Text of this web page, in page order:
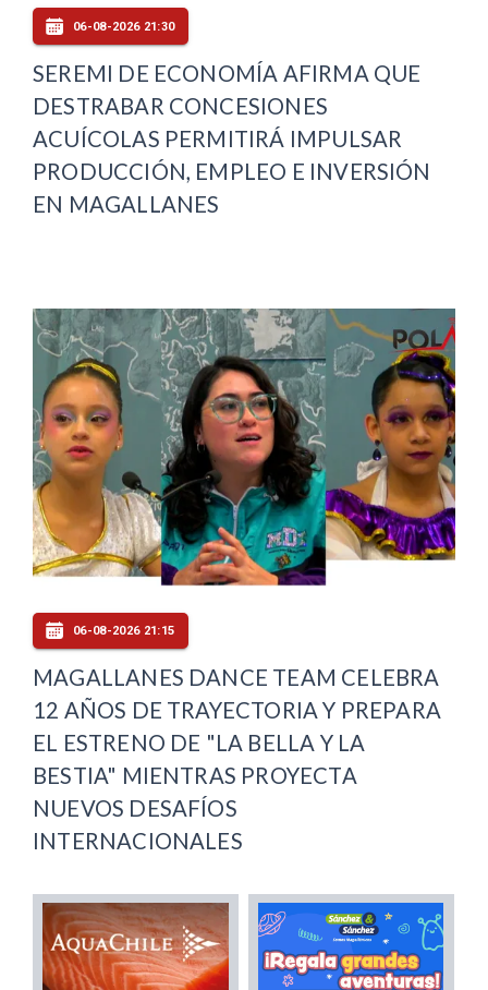
06-08-2026 21:30
SEREMI DE ECONOMÍA AFIRMA QUE
DESTRABAR CONCESIONES
ACUÍCOLAS PERMITIRÁ IMPULSAR
PRODUCCIÓN, EMPLEO E INVERSIÓN
EN MAGALLANES
06-08-2026 21:15
MAGALLANES DANCE TEAM CELEBRA
12 AÑOS DE TRAYECTORIA Y PREPARA
EL ESTRENO DE "LA BELLA Y LA
BESTIA" MIENTRAS PROYECTA
NUEVOS DESAFÍOS
INTERNACIONALES